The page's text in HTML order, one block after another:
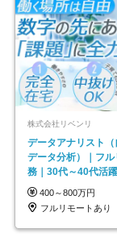
株式会社リベンリ
データアナリスト
データ分析）｜フ
務｜30代～40代活
なめ｜子育て社員多
400～800万円
フルリモートあり